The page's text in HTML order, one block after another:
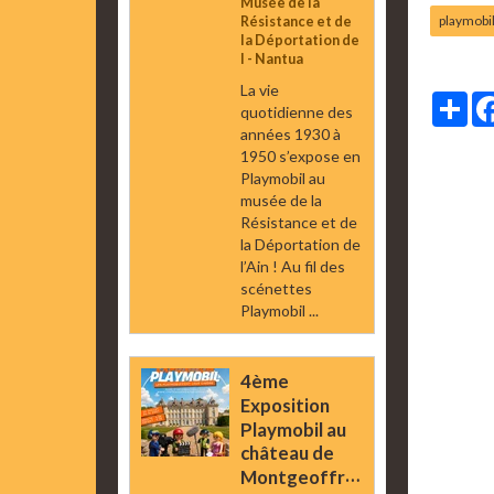
playmobil
Résistance et de
la Déportation de
l - Nantua
La vie
quotidienne des
années 1930 à
1950 s’expose en
Playmobil au
musée de la
Résistance et de
la Déportation de
l’Ain ! Au fil des
scénettes
Playmobil ...
4ème
Exposition
Playmobil au
château de
Montgeoffroy